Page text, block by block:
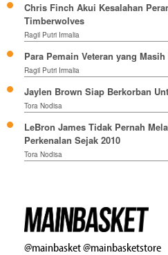
Chris Finch Akui Kesalahan
Timberwolves
Ragil Putri Irmalia
Para Pemain Veteran yang
Ragil Putri Irmalia
Jaylen Brown Siap Berkorban
Tora Nodisa
LeBron James Tidak Pernah
Perkenalan Sejak 2010
Tora Nodisa
@mainbasket@mainbasketstore